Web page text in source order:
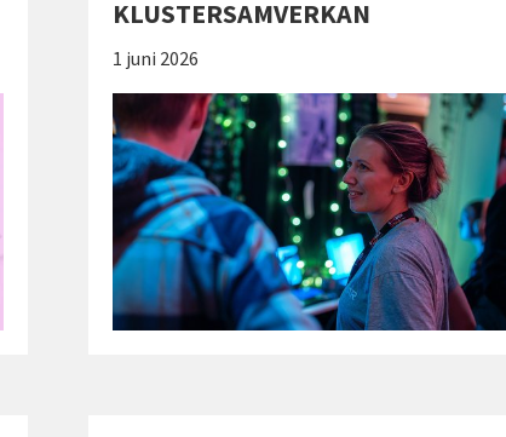
KLUSTERSAMVERKAN
Publicerad:
1 juni 2026